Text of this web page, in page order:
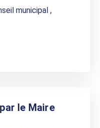
municipal ,
le Maire